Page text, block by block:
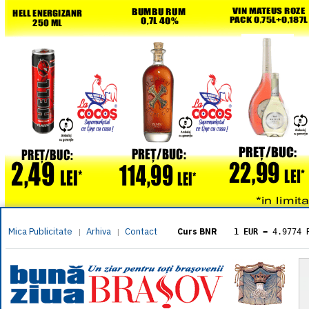
Mica Publicitate | Arhiva | Contact Curs BNR 1 EUR = 4.9774
= 5.8304
1 XAU= 464.4611
1 AED= 1.1933
1 AUD= 2.7957
1 BGN= 2.5449